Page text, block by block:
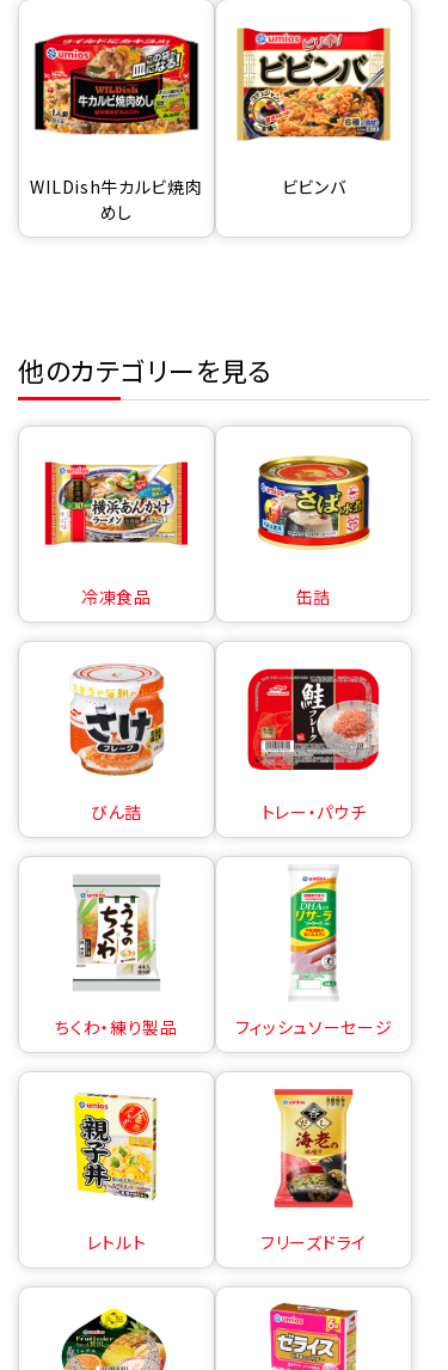
WILDish牛カルビ焼肉
めし
ビビンバ
他のカテゴリーを見る
冷凍食品 缶詰
びん詰 トレー・パウチ
ちくわ・練り製品 フィッシュソーセージ
レトルト フリーズドライ